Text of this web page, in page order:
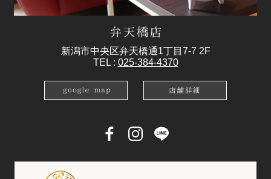
新潟市中央区弁天橋通1丁目7-7 2F
TEL : 025-384-4370